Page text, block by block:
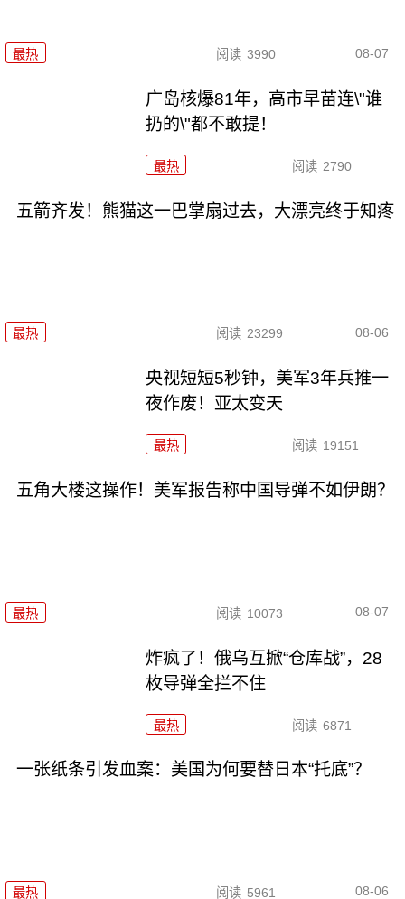
最热 阅读 3990 08-07
广岛核爆81年，高市早苗连\"谁
扔的\"都不敢提！
最热 阅读 2790
五箭齐发！熊猫这一巴掌扇过去，大漂亮终于知疼
最热 阅读 23299 08-06
央视短短5秒钟，美军3年兵推一
夜作废！亚太变天
最热 阅读 19151
五角大楼这操作！美军报告称中国导弹不如伊朗？
最热 阅读 10073 08-07
炸疯了！俄乌互掀“仓库战”，28
枚导弹全拦不住
最热 阅读 6871
一张纸条引发血案：美国为何要替日本“托底”？
最热 阅读 5961 08-06